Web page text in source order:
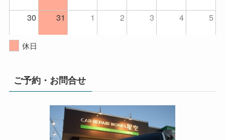
30
31 1 2 3 4 5
休日
ご予約・お問合せ